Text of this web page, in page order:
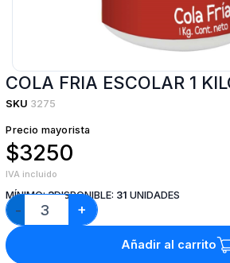
COLA FRIA ESCOLAR 1
SKU 3275
Precio mayorista
$3250
IVA incluido
MÍNIMO:3DISPONIBLE: 31 UNIDADES
− +
Añadir al carrito